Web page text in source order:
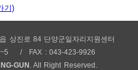
기)
상진로 84 단양군일자리지원센터
FAX : 043-423-9926
GUN . All Right Reserved.